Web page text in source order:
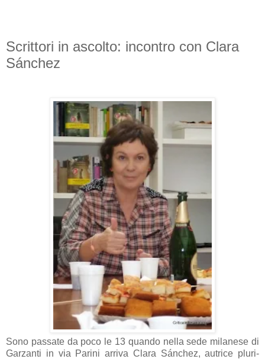
Scrittori in ascolto: incontro con Clara
Sánchez
Sono passate da poco le 13 quando nella sede milanese di
Garzanti in via Parini arriva Clara Sánchez, autrice pluri-